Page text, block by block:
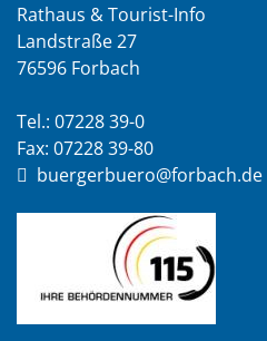
Rathaus & Tourist-Info
Landstraße 27
76596 Forbach
Tel.: 07228 39-0
Fax: 07228 39-80
buergerbuero@forbach.de